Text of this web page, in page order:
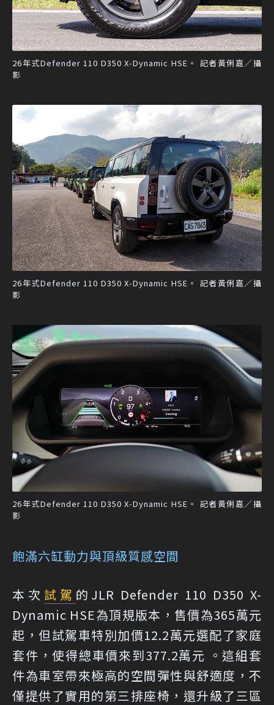
26年式Defender 110 D350 X-Dynamic HSE。 記者黃俐嘉／攝
影
26年式Defender 110 D350 X-Dynamic HSE。 記者黃俐嘉／攝
影
26年式Defender 110 D350 X-Dynamic HSE。 記者黃俐嘉／攝
影
飽滿六缸動力與頂級質感空間
本次 試駕 的JLR Defender 110 D350 X-
Dynamic HSE為頂規版本，售價為365萬元
起，但試駕車特別加價12.2萬元選配了家庭
套件，使得總車價來到377.2萬元 。這組套
件為車室帶來極高的空間彈性與舒適度，不
僅提供了實用的第三排座椅，還升級了三區